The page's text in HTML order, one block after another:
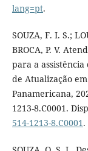
lang=pt.
SOUZA, F. I. S.;
BROCA, P. V.
para a assistência
de Atualização
Panamericana,
1213-8.C0001.
514-1213-8.C0001 .